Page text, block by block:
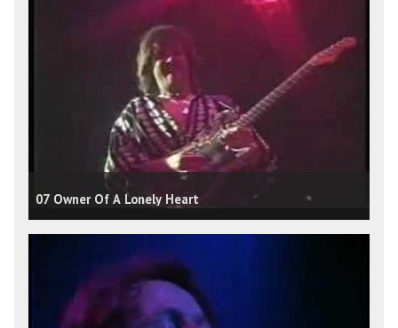
07 Owner Of A Lonely Heart